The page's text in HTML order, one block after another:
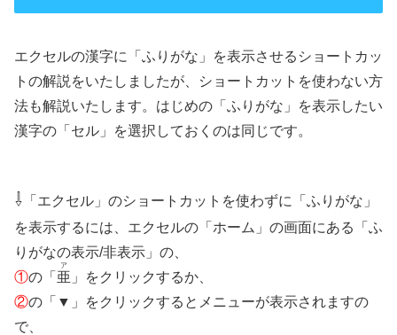
エクセルの漢字に「ふりがな」を表示させるショートカッ
トの解説をいたしましたが、ショートカットを使わない方
法も解説いたします。はじめの「ふりがな」を表示したい
漢字の「セル」を選択しておくのは同じです。
⇩ 「エクセル」のショートカットを使わずに「ふりがな」
を表示するには、エクセルの「ホーム」の画面にある「ふ
りがなの表示/非表示」の、
①の「 亜
ア
」をクリックするか、
②の「▼」をクリックするとメニューが表示されますの
で、